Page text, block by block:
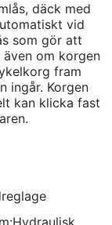
däck med
vid
som gör att
om korgen
fram
ingår. Korgen
kan klicka fast